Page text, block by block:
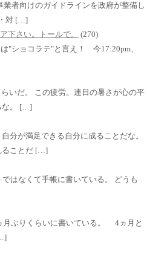
者向けのガイドラインを政府が整備し
対 […]
下さい。トールで。
(270)
"ショコラテ"と言え！ 今17:20pm、
いだ。 この疲労。連日の暑さが心の平
な。 […]
分が満足できる自分に成ることだな。
ることだ […]
はなくて手帳に書いている。 どうも
ぶりくらいに書いている。 4ヵ月と